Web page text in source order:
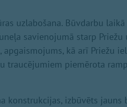
uzlabošana. Būvdarbu
savienojumā starp
kā arī Priežu
traucējumiem piemērota
konstrukcijas, izbūvēts jauns